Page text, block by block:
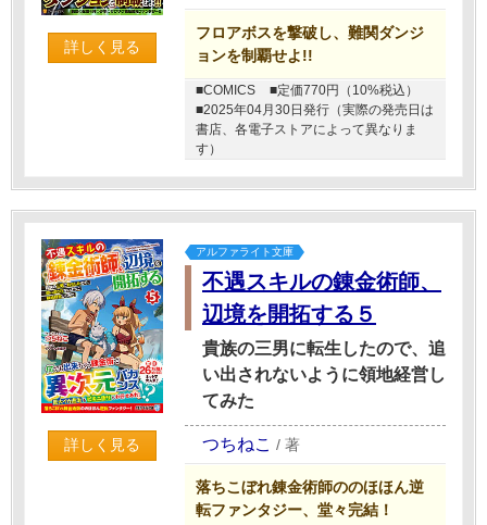
詳しく見る
フロアボスを撃破し、難関ダンジ
ョンを制覇せよ!!
■COMICS
■定価770円（10%税込）
■2025年04月30日発行（実際の発売日は
書店、各電子ストアによって異なりま
す）
詳しく見る
アルファライト文庫
不遇スキルの錬金術師、
辺境を開拓する５
貴族の三男に転生したので、追
い出されないように領地経営し
てみた
つちねこ / 著
落ちこぼれ錬金術師ののほほん逆
転ファンタジー、堂々完結！